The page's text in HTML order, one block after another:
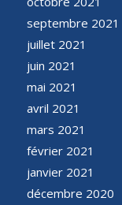
septembre 2021
juillet 2021
juin 2021
mai 2021
avril 2021
mars 2021
février 2021
janvier 2021
décembre 2020